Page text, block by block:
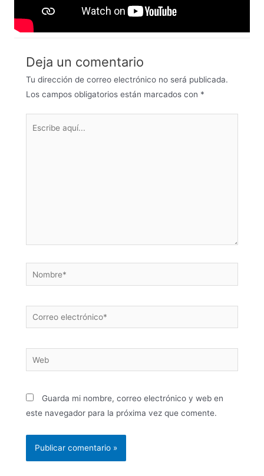
Deja un comentario
Tu dirección de correo electrónico no será publicada.
Los campos obligatorios están marcados con *
Guarda mi nombre, correo electrónico y web en
este navegador para la próxima vez que comente.